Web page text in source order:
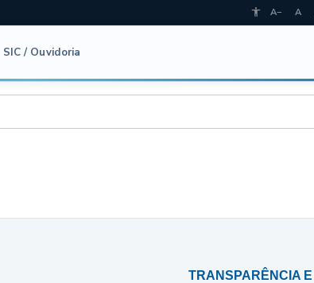
A− A
SIC / Ouvidoria
TRANSPARÊNCIA